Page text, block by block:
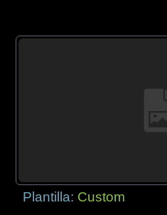
Plantilla: Custom